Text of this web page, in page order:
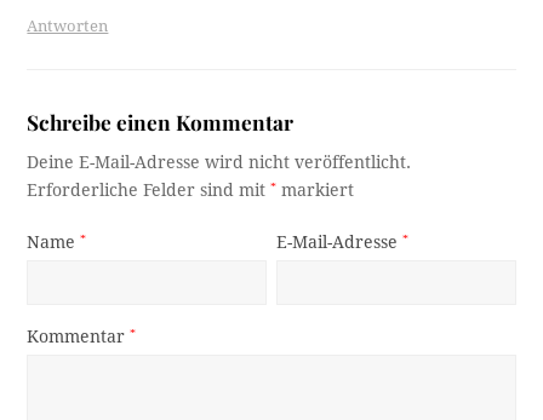
Antworten
Schreibe einen Kommentar
Deine E-Mail-Adresse wird nicht veröffentlicht.
Erforderliche Felder sind mit* markiert
Name* E-Mail-Adresse*
Kommentar*